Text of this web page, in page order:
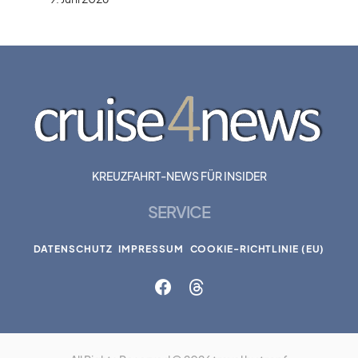
KREUZFAHRT-NEWS FÜR INSIDER
SERVICE
DATENSCHUTZ IMPRESSUM COOKIE-RICHTLINIE (EU)